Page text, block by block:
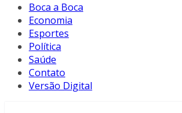
Boca a Boca
Economia
Esportes
Política
Saúde
Contato
Versão Digital